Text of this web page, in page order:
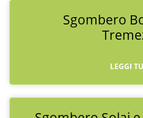
Sgombero
LEGGI